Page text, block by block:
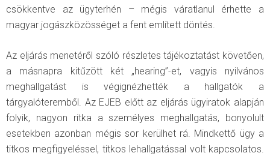
csökkentve az ügyterhén – mégis váratlanul érhette a
magyar jogászközösséget a fent említett döntés.
Az eljárás menetéről szóló részletes tájékoztatást követően,
a másnapra kitűzött két „hearing”-et, vagyis nyilvános
meghallgatást is végignézhették a hallgatók a
tárgyalóteremből. Az EJEB előtt az eljárás ügyiratok alapján
folyik, nagyon ritka a személyes meghallgatás, bonyolult
esetekben azonban mégis sor kerülhet rá. Mindkettő ügy a
titkos megfigyeléssel, titkos lehallgatással volt kapcsolatos.